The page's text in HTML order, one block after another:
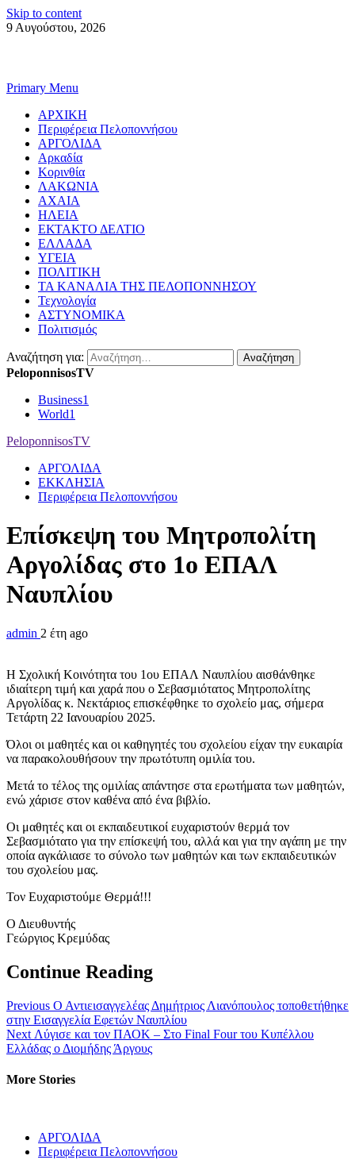
Skip to content
9 Αυγούστου, 2026
Primary Menu
ΑΡΧΙΚΗ
Περιφέρεια Πελοποννήσου
ΑΡΓΟΛΙΔΑ
Αρκαδία
Κορινθία
ΛΑΚΩΝΙΑ
ΑΧΑΙΑ
ΗΛΕΙΑ
ΕΚΤΑΚΤΟ ΔΕΛΤΙΟ
ΕΛΛΑΔΑ
ΥΓΕΙΑ
ΠΟΛΙΤΙΚΗ
ΤΑ ΚΑΝΑΛΙΑ ΤΗΣ ΠΕΛΟΠΟΝΝΗΣΟΥ
Τεχνολογία
ΑΣΤΥΝΟΜΙΚΑ
Πολιτισμός
Αναζήτηση για:
PeloponnisosTV
Business1
World1
PeloponnisosTV
ΑΡΓΟΛΙΔΑ
ΕΚΚΛΗΣΙΑ
Περιφέρεια Πελοποννήσου
Επίσκεψη του Μητροπολίτη
Αργολίδας στο 1ο ΕΠΑΛ
Ναυπλίου
admin 2 έτη ago
Η Σχολική Κοινότητα του 1ου ΕΠΑΛ Ναυπλίου αισθάνθηκε
ιδιαίτερη τιμή και χαρά που ο Σεβασμιότατος Μητροπολίτης
Αργολίδας κ. Νεκτάριος επισκέφθηκε το σχολείο μας, σήμερα
Τετάρτη 22 Ιανουαρίου 2025.
Όλοι οι μαθητές και οι καθηγητές του σχολείου είχαν την ευκαιρία
να παρακολουθήσουν την πρωτότυπη ομιλία του.
Μετά το τέλος της ομιλίας απάντησε στα ερωτήματα των μαθητών,
ενώ χάρισε στον καθένα από ένα βιβλίο.
Οι μαθητές και οι εκπαιδευτικοί ευχαριστούν θερμά τον
Σεβασμιότατο για την επίσκεψή του, αλλά και για την αγάπη με την
οποία αγκάλιασε το σύνολο των μαθητών και των εκπαιδευτικών
του σχολείου μας.
Τον Ευχαριστούμε Θερμά!!!
Ο Διευθυντής
Γεώργιος Κρεμύδας
Continue Reading
Previous Ο Αντιεισαγγελέας Δημήτριος Λιανόπουλος τοποθετήθηκε
στην Εισαγγελία Εφετών Ναυπλίου
Next Λύγισε και τον ΠΑΟΚ – Στο Final Four του Κυπέλλου
Ελλάδας ο Διομήδης Άργους
More Stories
ΑΡΓΟΛΙΔΑ
Περιφέρεια Πελοποννήσου